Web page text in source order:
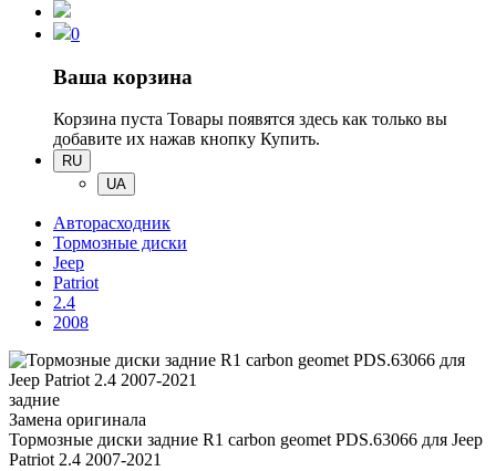
0
Ваша корзина
Корзина пуста Товары появятся здесь как только вы
добавите их нажав кнопку Купить.
RU
UA
Авторасходник
Тормозные диски
Jeep
Patriot
2.4
2008
задние
Замена оригинала
Тормозные диски задние R1 carbon geomet PDS.63066 для Jeep
Patriot 2.4 2007-2021